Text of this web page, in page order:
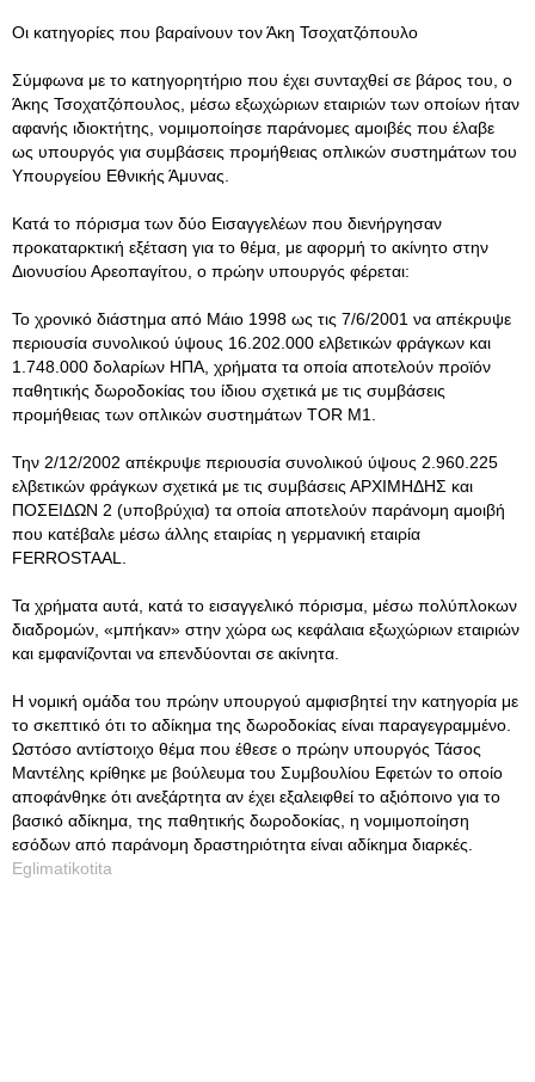
Οι κατηγορίες που βαραίνουν τον Άκη Τσοχατζόπουλο
Σύμφωνα με το κατηγορητήριο που έχει συνταχθεί σε βάρος του, ο
Άκης Τσοχατζόπουλος, μέσω εξωχώριων εταιριών των οποίων ήταν
αφανής ιδιοκτήτης, νομιμοποίησε παράνομες αμοιβές που έλαβε
ως υπουργός για συμβάσεις προμήθειας οπλικών συστημάτων του
Υπουργείου Εθνικής Άμυνας.
Κατά το πόρισμα των δύο Εισαγγελέων που διενήργησαν
προκαταρκτική εξέταση για το θέμα, με αφορμή το ακίνητο στην
Διονυσίου Αρεοπαγίτου, ο πρώην υπουργός φέρεται:
Το χρονικό διάστημα από Μάιο 1998 ως τις 7/6/2001 να απέκρυψε
περιουσία συνολικού ύψους 16.202.000 ελβετικών φράγκων και
1.748.000 δολαρίων ΗΠΑ, χρήματα τα οποία αποτελούν προϊόν
παθητικής δωροδοκίας του ίδιου σχετικά με τις συμβάσεις
προμήθειας των οπλικών συστημάτων TOR M1.
Την 2/12/2002 απέκρυψε περιουσία συνολικού ύψους 2.960.225
ελβετικών φράγκων σχετικά με τις συμβάσεις ΑΡΧΙΜΗΔΗΣ και
ΠΟΣΕΙΔΩΝ 2 (υποβρύχια) τα οποία αποτελούν παράνομη αμοιβή
που κατέβαλε μέσω άλλης εταιρίας η γερμανική εταιρία
FERROSTAAL.
Τα χρήματα αυτά, κατά το εισαγγελικό πόρισμα, μέσω πολύπλοκων
διαδρομών, «μπήκαν» στην χώρα ως κεφάλαια εξωχώριων εταιριών
και εμφανίζονται να επενδύονται σε ακίνητα.
Η νομική ομάδα του πρώην υπουργού αμφισβητεί την κατηγορία με
το σκεπτικό ότι το αδίκημα της δωροδοκίας είναι παραγεγραμμένο.
Ωστόσο αντίστοιχο θέμα που έθεσε ο πρώην υπουργός Τάσος
Μαντέλης κρίθηκε με βούλευμα του Συμβουλίου Εφετών το οποίο
αποφάνθηκε ότι ανεξάρτητα αν έχει εξαλειφθεί το αξιόποινο για το
βασικό αδίκημα, της παθητικής δωροδοκίας, η νομιμοποίηση
εσόδων από παράνομη δραστηριότητα είναι αδίκημα διαρκές.
Eglimatikotita